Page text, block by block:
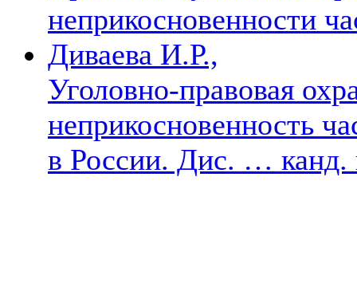
неприкосновенности
Диваева И.Р.,
Уголовно-правовая
неприкосновенность
в России. Дис. …